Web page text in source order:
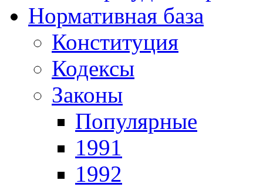
Нормативная база
Конституция
Кодексы
Законы
Популярные
1991
1992